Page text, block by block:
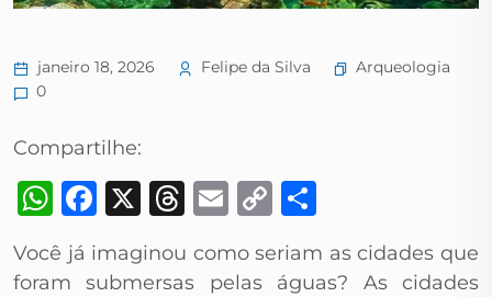
janeiro 18, 2026 Felipe da Silva
Arqueologia
0
Compartilhe:
WhatsApp
Facebook
X Threads
Email
Copy
Link
Você já imaginou como seriam as cidades que
foram submersas pelas águas? As cidades